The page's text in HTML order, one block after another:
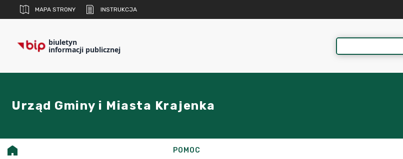
MAPA STRONY INSTRUKCJA
biuletyn
informacji publicznej
Urząd Gminy i Miasta Krajenka
POMOC